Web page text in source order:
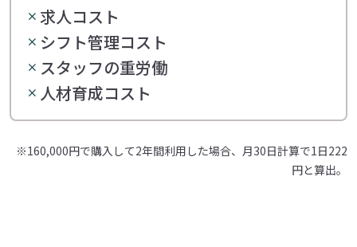
求人コスト
シフト管理コスト
スタッフの重労働
人材育成コスト
※160,000円で購入して2年間利用した場合、月30日計算で1日222
円と算出。